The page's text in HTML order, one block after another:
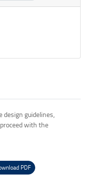
design guidelines,
with the
PDF